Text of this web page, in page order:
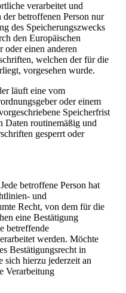
verarbeitet und
der betroffenen Person nur
des Speicherungszwecks
den Europäischen
einen anderen
welchen der für die
vorgesehen wurde.
läuft eine vom
oder einem
Speicherfrist
Daten routinemäßig und
gesperrt oder
betroffene Person hat
und
Recht, von dem für die
eine Bestätigung
betreffende
werden. Möchte
Bestätigungsrecht in
sich hierzu jederzeit an
Verarbeitung